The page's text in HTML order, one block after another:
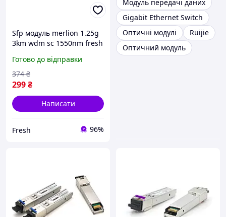
Sfp модуль merlion 1.25g
3km wdm sc 1550nm fresh
Готово до відправки
299₴
374 ₴
Написати
Fresh 96%
Модуль передачі даних
Gigabit Ethernet Switch
Оптичні модулі
Ruijie
Оптичний модуль